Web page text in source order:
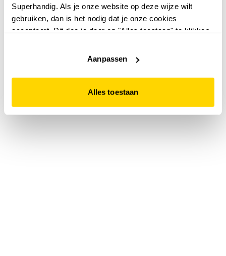
Superhandig. Als je onze website op deze wijze wilt
gebruiken, dan is het nodig dat je onze cookies
accepteert. Dit doe je door op "Alles toestaan" te klikken.
website niet optimaal functioneert.
Aanpassen
Alles toestaan